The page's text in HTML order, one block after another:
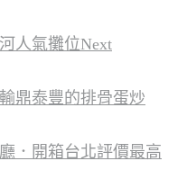
人氣攤位Next
鼎泰豐的排骨蛋炒
．開箱台北評價最高